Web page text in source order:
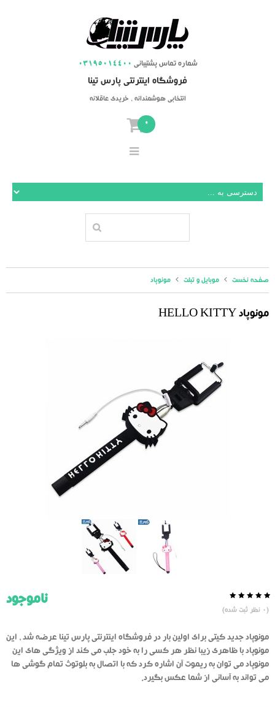
03195014400 شماره تماس پشتیبانی
فروشگاه اینترنتی پارس تینا
انتخابی هوشمندانه ، خریدی عاقلانه
0
صفحه نخست موبایل و تبلت مونوپاد
مونوپاد HELLO KITTY
از
50
رای
دهنده
(
0 نظر ثبت شده)
ناموجود
مونوپاد جدید کیتی برای اولین بار در فروشگاه اینترنتی پارس تینا عرضه شد ، این
مونوپاد با ظاهری زیبا نظر هر کسی را به خود جلب می کند از ویژگی های این
مونوپاد می توان به ریموت آن اشاره کرد که با اتصال به بلوتوث تمام گوشی ها
می تواند به آسانی از شما عکس بگیرد.